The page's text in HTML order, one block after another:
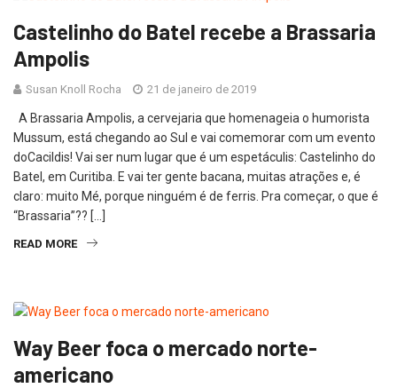
Castelinho do Batel recebe a Brassaria
Ampolis
Susan Knoll Rocha 21 de janeiro de 2019
A Brassaria Ampolis, a cervejaria que homenageia o humorista
Mussum, está chegando ao Sul e vai comemorar com um evento
doCacildis! Vai ser num lugar que é um espetáculis: Castelinho do
Batel, em Curitiba. E vai ter gente bacana, muitas atrações e, é
claro: muito Mé, porque ninguém é de ferris. Pra começar, o que é
“Brassaria”?? […]
READ MORE
Way Beer foca o mercado norte-
americano